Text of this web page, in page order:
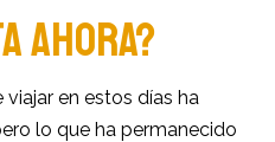
AHORA?
en estos días ha
lo que ha permanecido